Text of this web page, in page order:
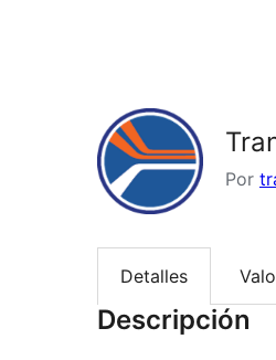
Por
Detalles
Descripción